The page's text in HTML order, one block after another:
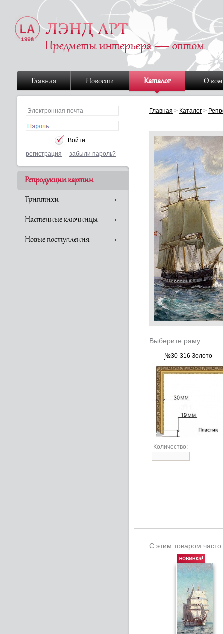
Главная Новости Каталог О
регистрация забыли пароль?
Репродукции картин
Триптихи
Настенные ключницы
Новые поступления
Главная > Каталог >
Выберите раму:
№30-316 Золото
Количество:
С этим товаром часто